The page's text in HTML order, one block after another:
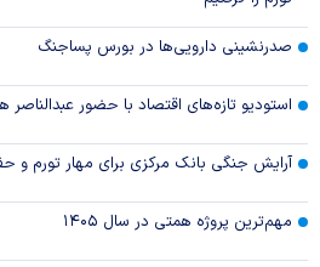
صدرنشینی دارویی‌ها در بورس پساجنگ
استودیو تازه‌های اقتصاد با حضور عبدالناصر
آرایش جنگی بانک مرکزی برای مهار تورم و
مهم‌ترین پروژه همتی در سال ۱۴۰۵